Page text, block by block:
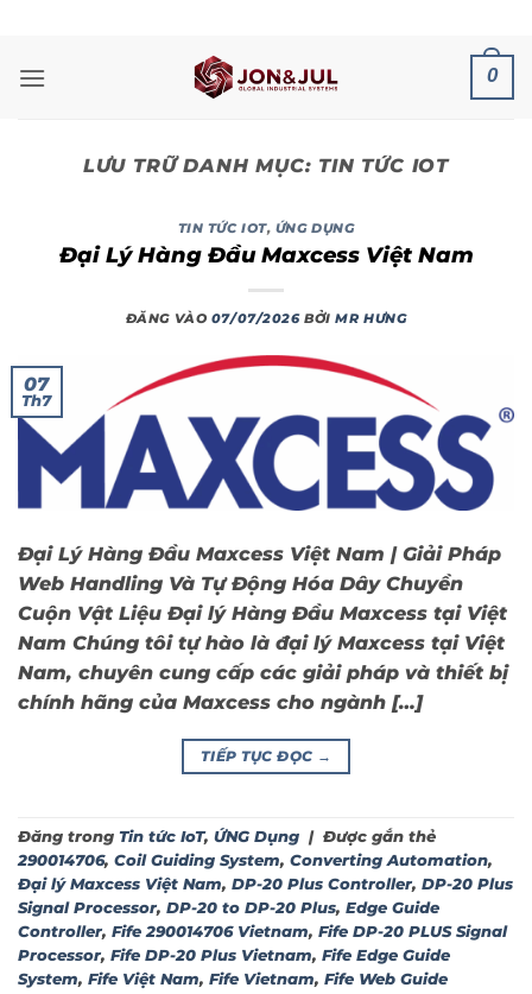
nội
0
LƯU TRỮ DANH MỤC: TIN TỨC IOT
TIN TỨC IOT, ỨNG DỤNG
Đại Lý Hàng Đầu Maxcess Việt Nam
ĐĂNG VÀO 07/07/2026 BỞIMR HƯNG
07
Th7
Đại Lý Hàng Đầu Maxcess Việt Nam | Giải Pháp
Web Handling Và Tự Động Hóa Dây Chuyền
Cuộn Vật Liệu Đại lý Hàng Đầu Maxcess tại Việt
Nam Chúng tôi tự hào là đại lý Maxcess tại Việt
Nam, chuyên cung cấp các giải pháp và thiết bị
chính hãng của Maxcess cho ngành […]
TIẾP TỤC ĐỌC →
Đăng trong Tin tức IoT, ỨNG Dụng | Được gắn thẻ
290014706, Coil Guiding System, Converting Automation,
Đại lý Maxcess Việt Nam, DP-20 Plus Controller, DP-20 Plus
Signal Processor, DP-20 to DP-20 Plus, Edge Guide
Controller, Fife 290014706 Vietnam, Fife DP-20 PLUS Signal
Processor, Fife DP-20 Plus Vietnam, Fife Edge Guide
System, Fife Việt Nam, Fife Vietnam, Fife Web Guide